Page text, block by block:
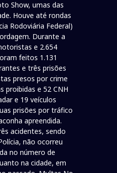
Show, umas das
Houve até rondas
Rodoviária Federal)
Durante a
e 2.654
feitos 1.131
e três prisões
presos por crime
proibidas e 52 CNH
e 19 veículos
prisões por tráfico
apreendida.
acidentes, sendo
não ocorreu
no número de
na cidade, em